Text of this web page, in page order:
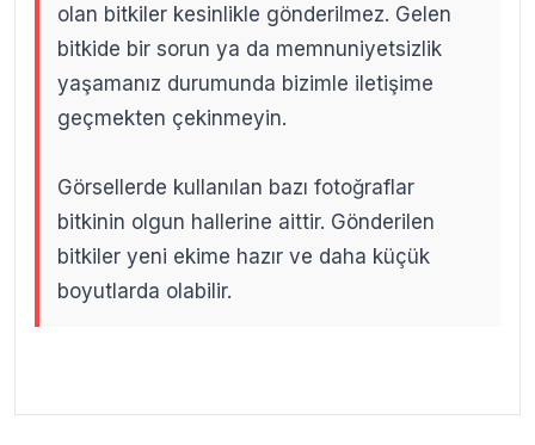
olan bitkiler kesinlikle gönderilmez. Gelen
bitkide bir sorun ya da memnuniyetsizlik
yaşamanız durumunda bizimle iletişime
geçmekten çekinmeyin.
Görsellerde kullanılan bazı fotoğraflar
bitkinin olgun hallerine aittir. Gönderilen
bitkiler yeni ekime hazır ve daha küçük
boyutlarda olabilir.